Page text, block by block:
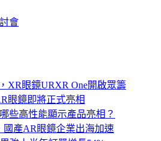
會
XR眼鏡URXR One開啟眾籌
眼鏡即將正式亮相
些高性能顯示產品亮相？
國產AR眼鏡企業出海加速